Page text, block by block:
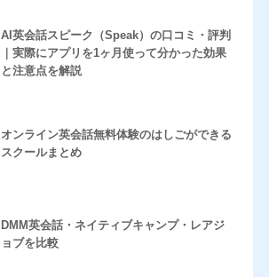
AI英会話スピーク（Speak）の口コミ・評判
｜実際にアプリを1ヶ月使って分かった効果
と注意点を解説
オンライン英会話無料体験のはしごができる
スクールまとめ
DMM英会話・ネイティブキャンプ・レアジ
ョブを比較